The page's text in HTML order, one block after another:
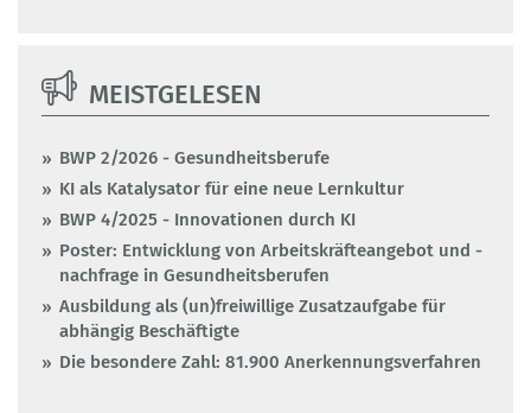
MEISTGELESEN
BWP 2/2026 - Gesundheitsberufe
KI als Katalysator für eine neue Lernkultur
BWP 4/2025 - Innovationen durch KI
Poster: Entwicklung von Arbeitskräfteangebot und -
nachfrage in Gesundheitsberufen
Ausbildung als (un)freiwillige Zusatzaufgabe für
abhängig Beschäftigte
Die besondere Zahl: 81.900 Anerkennungsverfahren